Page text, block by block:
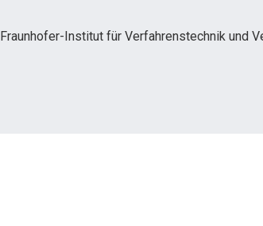
Fraunhofer-Institut für Verfahrenstechnik und